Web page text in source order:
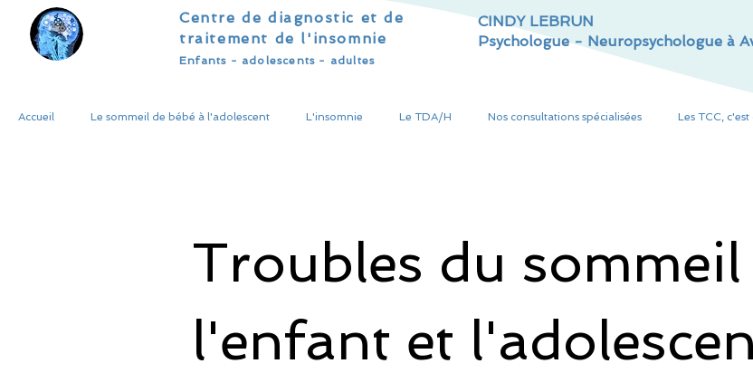
Centre de diagnostic et de
traitement de l'insomnie
Enfants - adolescents - adultes
CINDY LEBRUN
Psychologue - Neuropsychologue à
Accueil Le sommeil de bébé à l'adolescent L'insomnie Le TDA/H Nos consultations spécialisées Les TCC,
Troubles du sommeil
l'enfant et